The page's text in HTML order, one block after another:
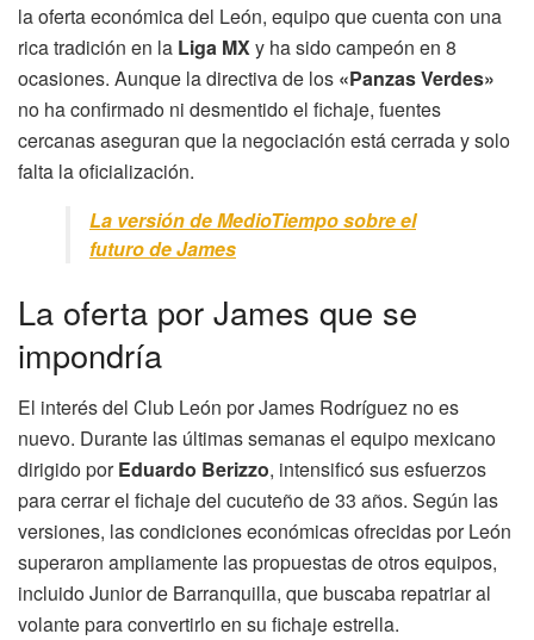
la oferta económica del León, equipo que cuenta con una
rica tradición en la Liga MXy ha sido campeón en 8
ocasiones. Aunque la directiva de los «Panzas Verdes»
no ha confirmado ni desmentido el fichaje, fuentes
cercanas aseguran que la negociación está cerrada y solo
falta la oficialización.
La versión de MedioTiempo sobre el
futuro de James
La oferta por James que se
impondría
El interés del Club León por James Rodríguez no es
nuevo. Durante las últimas semanas el equipo mexicano
dirigido porEduardo Berizzo, intensificó sus esfuerzos
para cerrar el fichaje del cucuteño de 33 años. Según las
versiones, las condiciones económicas ofrecidas por León
superaron ampliamente las propuestas de otros equipos,
incluido Junior de Barranquilla, que buscaba repatriar al
volante para convertirlo en su fichaje estrella.